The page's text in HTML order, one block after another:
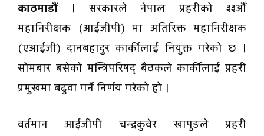
काठमाडौं
। सरकारले नेपाल प्रहरीको ३३औँ
महानिरीक्षक (आईजीपी) मा अतिरिक्त महानिरीक्षक
(एआईजी) दानबहादुर कार्कीलाई नियुक्त गरेको छ ।
सोमबार बसेको मन्त्रिपरिषद् बैठकले कार्कीलाई प्रहरी
प्रमुखमा बढुवा गर्ने निर्णय गरेको हो ।
वर्तमान आईजीपी चन्द्रकुवेर खापुङले प्रहरी